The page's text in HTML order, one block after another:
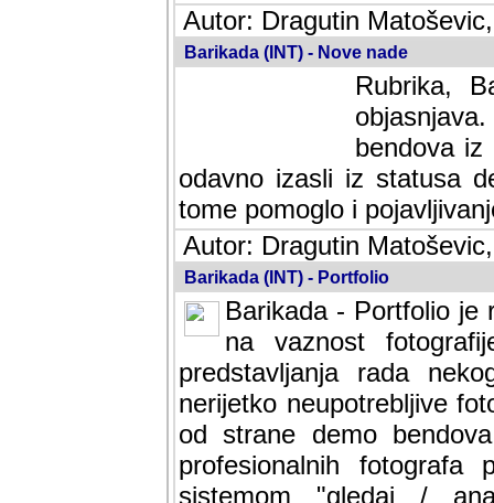
Autor: Dragutin
Barikada (INT) - Nove nade
Rubrika,
bendova
odavno izasli iz statusa
tome pomoglo i
Autor: Dragutin
Barikada (INT) - Portfolio
Barikada - Portfolio je
na vaznost
predstavljanja rada
nerijetko neupotrebljive
od strane demo
profesionalnih fotografa
sistemom "gledaj /